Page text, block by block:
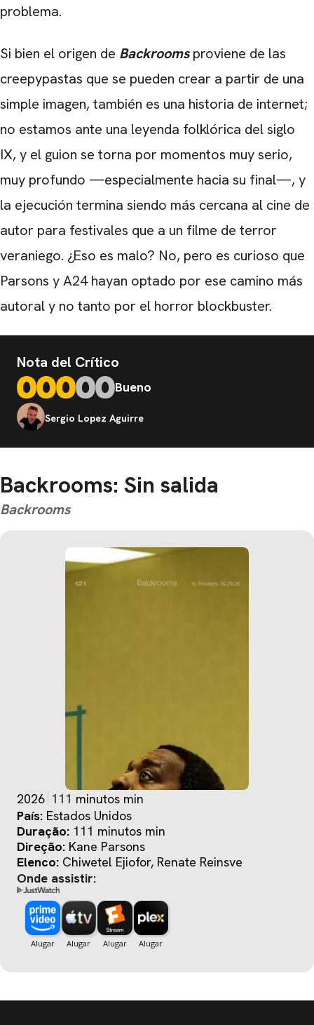
problema.
Si bien el origen de Backroomsproviene de las
creepypastas que se pueden crear a partir de una
simple imagen, también es una historia de internet;
no estamos ante una leyenda folklórica del siglo
IX, y el guion se torna por momentos muy serio,
muy profundo —especialmente hacia su final—, y
la ejecución termina siendo más cercana al cine de
autor para festivales que a un filme de terror
veraniego. ¿Eso es malo? No, pero es curioso que
Parsons y A24 hayan optado por ese camino más
autoral y no tanto por el horror blockbuster.
Nota del Crítico
Bueno
Sergio Lopez Aguirre
Backrooms: Sin salida
Backrooms
2026 111 minutos min
País: Estados Unidos
Duração: 111 minutos min
Direção: Kane Parsons
Elenco:
Chiwetel Ejiofor, Renate Reinsve
Onde assistir: